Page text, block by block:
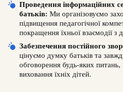
Проведення інформаційних
батьків: Ми організовуємо
підвищення педагогічної
покращення їхньої взаємодії з
Забезпечення постійного
цінуємо думку батьків та
обговорення будь-яких
виховання їхніх дітей.